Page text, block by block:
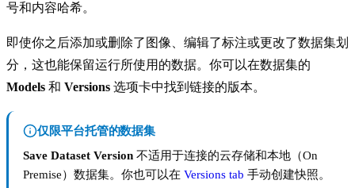
号和内容哈希。
即使你之后添加或删除了图像、编辑了标注或更改了数据集划
分，这也能保留运行所使用的数据。你可以在数据集的
Models 和 Versions 选项卡中找到链接的版本。
仅限平台托管的数据集
Save Dataset Version 不适用于连接的云存储和本地（On
Premise）数据集。你也可以在 Versions tab 手动创建快照。